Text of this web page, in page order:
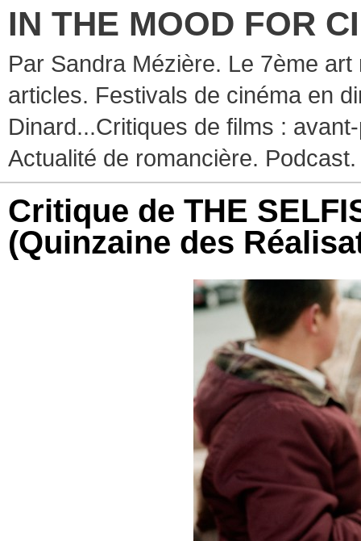
IN THE MOOD FOR
Par Sandra Mézière. Le 7ème
articles. Festivals de cinéma en
Dinard...Critiques de films :
Actualité de romancière. Podcast.
Critique de THE
(Quinzaine des